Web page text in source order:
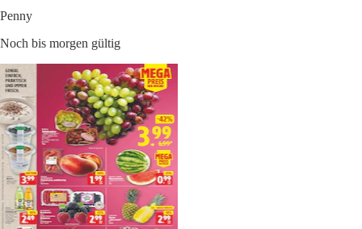
Penny
Noch bis morgen gültig